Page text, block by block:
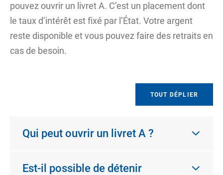
pouvez ouvrir un livret A. C’est un placement dont
le taux d’intérêt est fixé par l’État. Votre argent
reste disponible et vous pouvez faire des retraits en
cas de besoin.
TOUT DÉPLIER
Qui peut ouvrir un livret A ?
Est-il possible de détenir